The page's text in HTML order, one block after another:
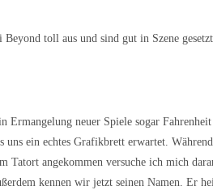
toll aus und sind gut in Szene
neuer Spiele sogar
ein echtes Grafikbrett erwartet.
Tatort angekommen versuche ich mich
kennen wir jetzt seinen Namen. Er